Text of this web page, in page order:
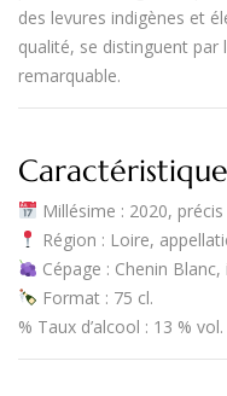
des levures indigènes et
qualité, se distinguent par
remarquable.
Millésime : 2020,
Région : Loire,
Cépage : Chenin Blanc,
Format: 75 cl.
% Taux d’alcool : 13 % vol.